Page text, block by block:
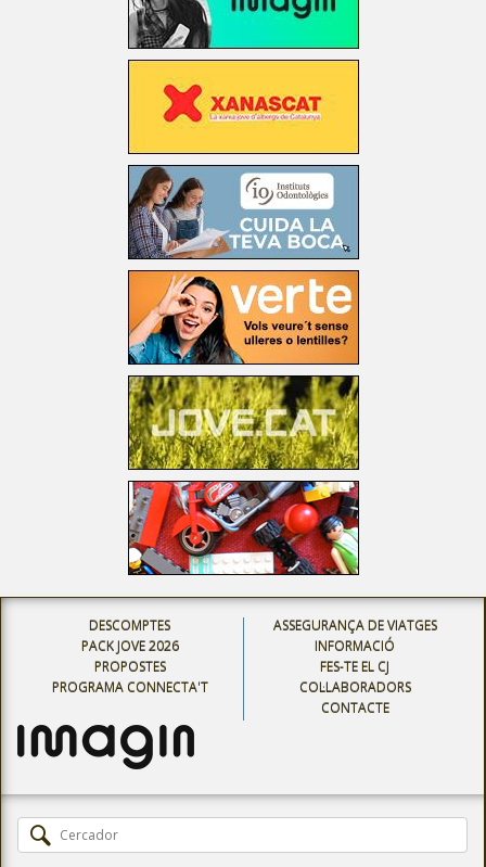
DESCOMPTES
PACK JOVE 2026
PROPOSTES
PROGRAMA CONNECTA'T
ASSEGURANÇA DE VIATGES
INFORMACIÓ
FES-TE EL CJ
COL·LABORADORS
CONTACTE